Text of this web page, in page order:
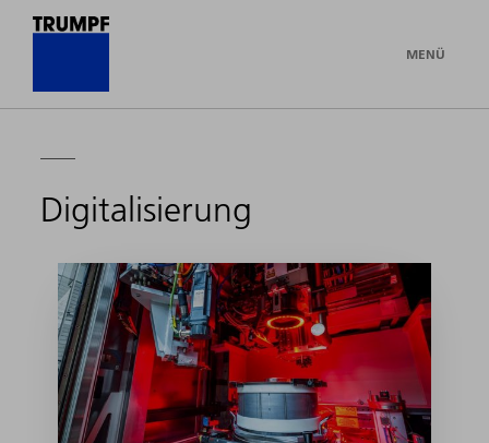
MENÜ
Digitalisierung